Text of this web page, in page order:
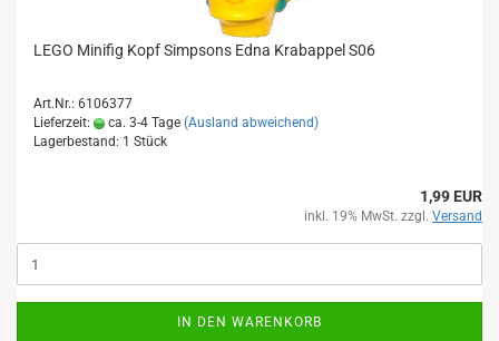
LEGO Minifig Kopf Simpsons Edna Krabappel S06
Art.Nr.: 6106377
Lieferzeit:
ca. 3-4 Tage (Ausland abweichend)
Lagerbestand: 1 Stück
1,99 EUR
inkl. 19% MwSt. zzgl. Versand
IN DEN WARENKORB